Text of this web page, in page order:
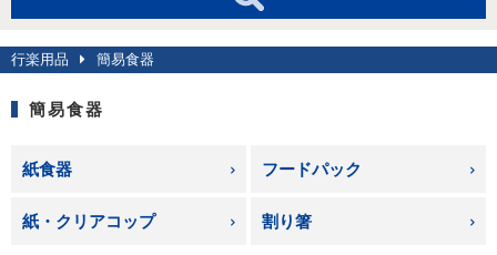
行楽用品 簡易食器
簡易食器
紙食器 フードパック
紙・クリアコップ 割り箸